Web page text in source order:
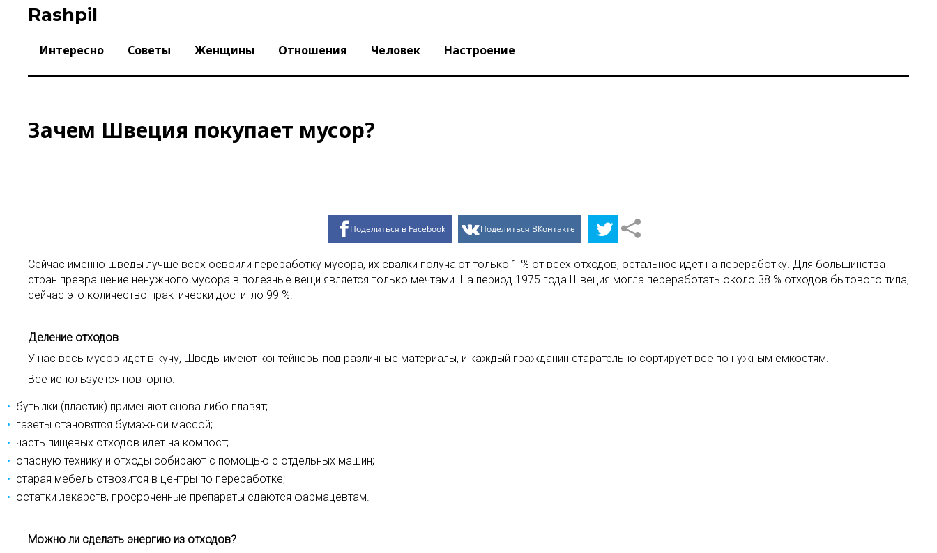
Rashpil
Интересно Советы Женщины Отношения Человек Настроение
Зачем Швеция покупает мусор?
Поделиться в Facebook Поделиться ВКонтакте
Сейчас именно шведы лучше всех освоили переработку мусора, их свалки получают только 1 % от всех отходов, остальное идет на переработку. Для большинства
стран превращение ненужного мусора в полезные вещи является только мечтами. На период 1975 года Швеция могла переработать около 38 % отходов бытового типа,
сейчас это количество практически достигло 99 %.
Деление отходов
У нас весь мусор идет в кучу, Шведы имеют контейнеры под различные материалы, и каждый гражданин старательно сортирует все по нужным емкостям.
Все используется повторно:
бутылки (пластик) применяют снова либо плавят;
газеты становятся бумажной массой;
часть пищевых отходов идет на компост;
опасную технику и отходы собирают с помощью с отдельных машин;
старая мебель отвозится в центры по переработке;
остатки лекарств, просроченные препараты сдаются фармацевтам.
Можно ли сделать энергию из отходов?